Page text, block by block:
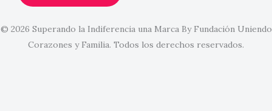
© 2026 Superando la Indiferencia una Marca By Fundación Uniendo
Corazones y Familia. Todos los derechos reservados.